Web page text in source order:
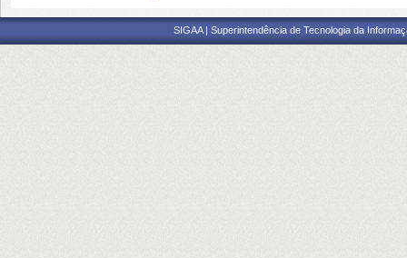
SIGAA | Superintendência de Tecnologia da